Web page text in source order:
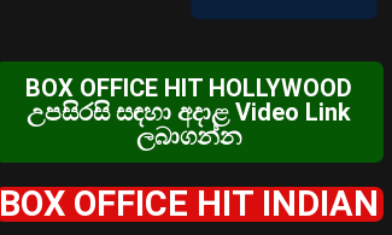
BOX OFFICE HIT HOLLYWOOD
උපසිරසි සඳහා අදාළ Video Link
ලබාගන්න
BOX OFFICE HIT INDIAN